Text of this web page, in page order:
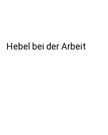
Hebel bei der Arbeit